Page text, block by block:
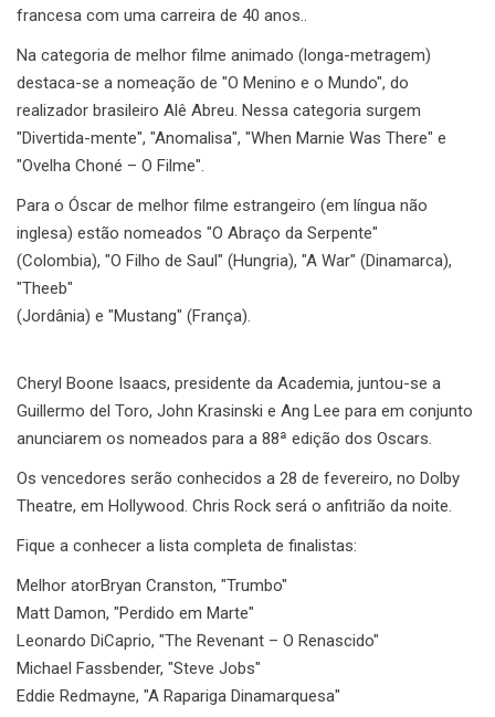
francesa com uma carreira de 40 anos..
Na categoria de melhor filme animado (longa-metragem)
destaca-se a nomeação de "O Menino e o Mundo", do
realizador brasileiro Alê Abreu. Nessa categoria surgem
"Divertida-mente", "Anomalisa", "When Marnie Was There" e
"Ovelha Choné – O Filme".
Para o Óscar de melhor filme estrangeiro (em língua não
inglesa) estão nomeados "O Abraço da Serpente"
(Colombia), "O Filho de Saul" (Hungria), "A War" (Dinamarca),
"Theeb"
(Jordânia) e "Mustang" (França).
Cheryl Boone Isaacs, presidente da Academia, juntou-se a
Guillermo del Toro, John Krasinski e Ang Lee para em conjunto
anunciarem os nomeados para a 88ª edição dos Oscars.
Os vencedores serão conhecidos a 28 de fevereiro, no Dolby
Theatre, em Hollywood. Chris Rock será o anfitrião da noite.
Fique a conhecer a lista completa de finalistas:
Melhor atorBryan Cranston, "Trumbo"
Matt Damon, "Perdido em Marte"
Leonardo DiCaprio, "The Revenant – O Renascido"
Michael Fassbender, "Steve Jobs"
Eddie Redmayne, "A Rapariga Dinamarquesa"